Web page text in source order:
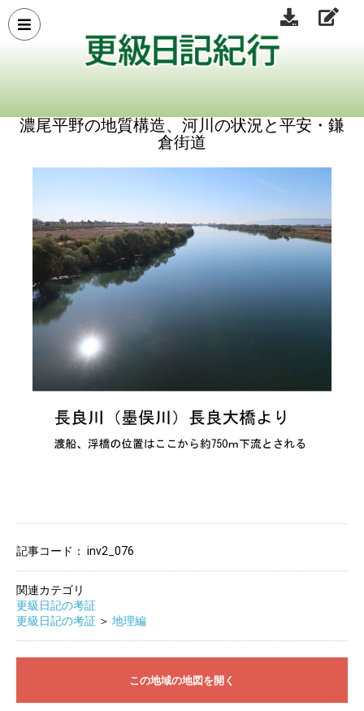
濃尾平野の地質構造、河川の状況と平安・鎌
倉街道
記事コード： inv2_076
関連カテゴリ
更級日記の考証
更級日記の考証 ＞ 地理編
この地域の地図を開く